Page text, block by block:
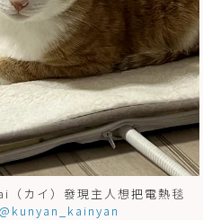
（カイ）發現主人想把電熱毯